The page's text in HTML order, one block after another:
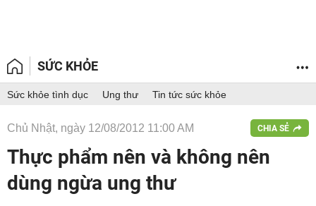
SỨC KHỎE
Sức khỏe tình dục Ung thư Tin tức sức khỏe
Chủ Nhật, ngày 12/08/2012 11:00 AM CHIA SẺ
Thực phẩm nên và không nên
dùng ngừa ung thư